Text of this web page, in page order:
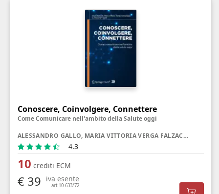
Conoscere, Coinvolgere, Connettere
Come Comunicare nell'ambito della Salute oggi
ALESSANDRO GALLO, MARIA VITTORIA VERGA FALZACAPPA, GIULIA RANCATI
4.3
10 crediti ECM
€ 39 iva esente
art.10 633/72